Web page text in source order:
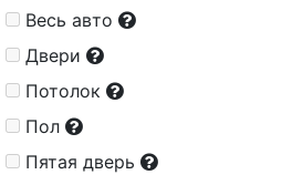
Весь авто
Двери
Потолок
Пол
Пятая дверь